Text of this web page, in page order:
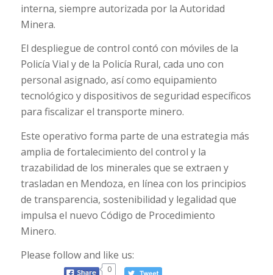
interna, siempre autorizada por la Autoridad
Minera.
El despliegue de control contó con móviles de la
Policía Vial y de la Policía Rural, cada uno con
personal asignado, así como equipamiento
tecnológico y dispositivos de seguridad específicos
para fiscalizar el transporte minero.
Este operativo forma parte de una estrategia más
amplia de fortalecimiento del control y la
trazabilidad de los minerales que se extraen y
trasladan en Mendoza, en línea con los principios
de transparencia, sostenibilidad y legalidad que
impulsa el nuevo Código de Procedimiento
Minero.
Please follow and like us:
0